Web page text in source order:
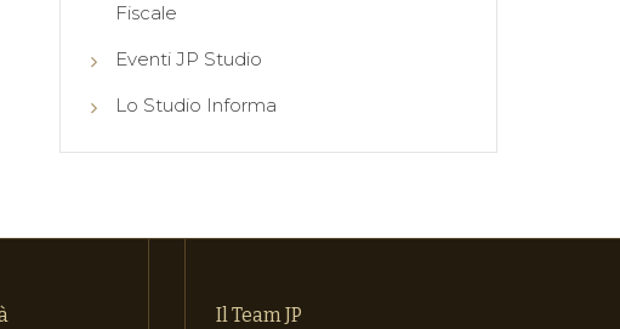
Fiscale
Eventi JP Studio
Lo Studio Informa
Il Team JP